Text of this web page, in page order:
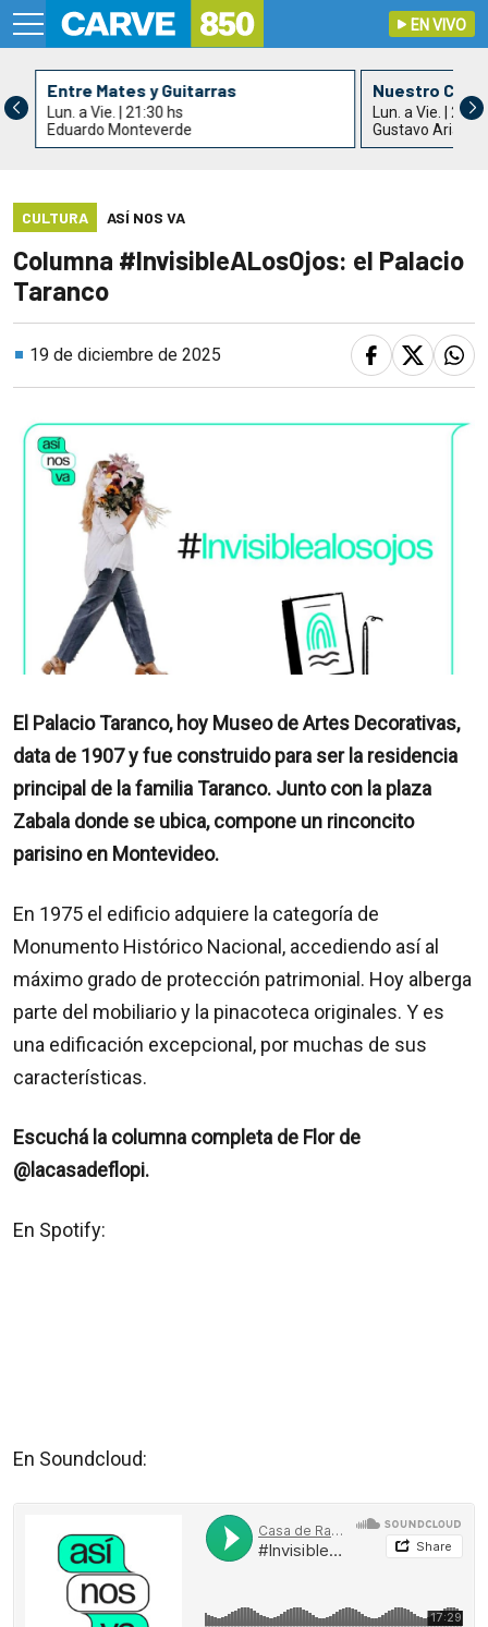
EN VIVO
Entre Mates y Guitarras
Lun. a Vie. | 21:30 hs
Eduardo Monteverde
Nuestro
Lun. a Vie. |
Gustavo Arias
CULTURA ASÍ NOS VA
Columna #InvisibleALosOjos: el Palacio
Taranco
19 de diciembre de 2025
El Palacio Taranco, hoy Museo de Artes Decorativas,
data de 1907 y fue construido para ser la residencia
principal de la familia Taranco. Junto con la plaza
Zabala donde se ubica, compone un rinconcito
parisino en Montevideo.
En 1975 el edificio adquiere la categoría de
Monumento Histórico Nacional, accediendo así al
máximo grado de protección patrimonial. Hoy alberga
parte del mobiliario y la pinacoteca originales. Y es
una edificación excepcional, por muchas de sus
características.
Escuchá la columna completa de Flor de
@lacasadeflopi.
En Spotify:
En Soundcloud: